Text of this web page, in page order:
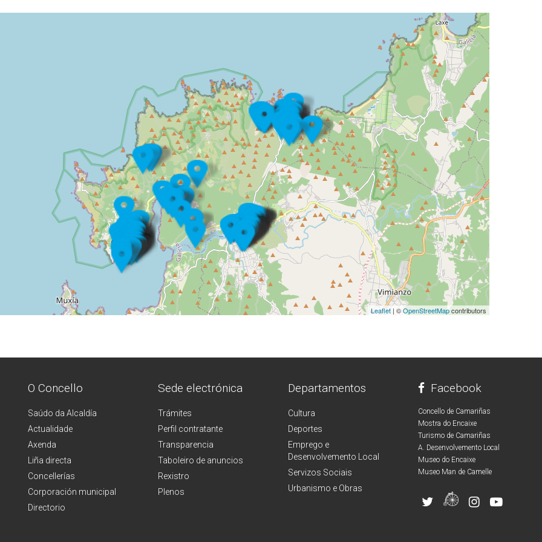
Leaflet | ©OpenStreetMapcontributors
O Concello
Saúdo da Alcaldía
Actualidade
Axenda
Liña directa
Concellerías
Corporación municipal
Directorio
Sede electrónica
Trámites
Perfil contratante
Transparencia
Taboleiro de anuncios
Rexistro
Plenos
Departamentos
Cultura
Deportes
Emprego e
Desenvolvemento Local
Servizos Sociais
Urbanismo e Obras
Facebook
Concello de Camariñas
Mostra do Encaixe
Turismo de Camariñas
A. Desenvolvemento Local
Museo do Encaixe
Museo Man de Camelle